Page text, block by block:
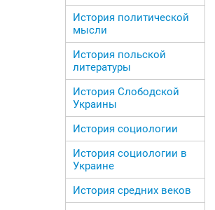
История политической
мысли
История польской
литературы
История Слободской
Украины
История социологии
История социологии в
Украине
История средних веков